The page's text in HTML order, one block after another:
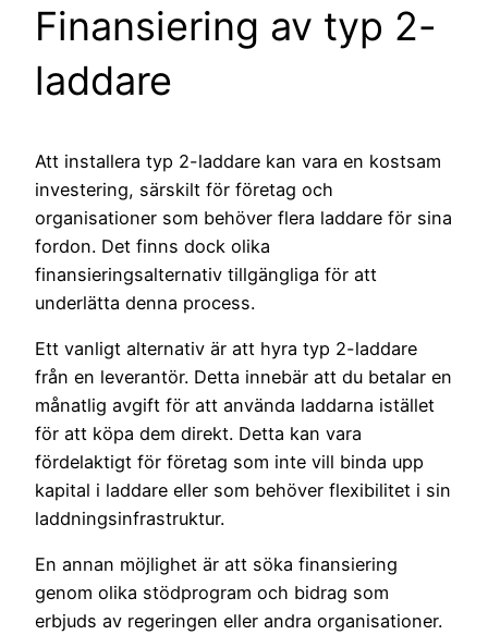
Finansiering av typ 2-
laddare
Att installera typ 2-laddare kan vara en kostsam
investering, särskilt för företag och
organisationer som behöver flera laddare för sina
fordon. Det finns dock olika
finansieringsalternativ tillgängliga för att
underlätta denna process.
Ett vanligt alternativ är att hyra typ 2-laddare
från en leverantör. Detta innebär att du betalar en
månatlig avgift för att använda laddarna istället
för att köpa dem direkt. Detta kan vara
fördelaktigt för företag som inte vill binda upp
kapital i laddare eller som behöver flexibilitet i sin
laddningsinfrastruktur.
En annan möjlighet är att söka finansiering
genom olika stödprogram och bidrag som
erbjuds av regeringen eller andra organisationer.